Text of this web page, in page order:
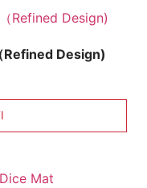
Refined Design)